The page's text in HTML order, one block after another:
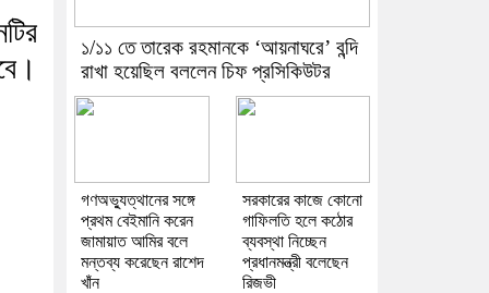
১/১১ তে তারেক রহমানকে ‘আয়নাঘরে’ বন্দি
রাখা হয়েছিল বললেন চিফ প্রসিকিউটর
গণঅভ্যুত্থানের সঙ্গে
প্রথম বেইমানি করেন
জামায়াত আমির বলে
মন্তব্য করেছেন রাশেদ
খাঁন
সরকারের কাজে কোনো
গাফিলতি হলে কঠোর
ব্যবস্থা নিচ্ছেন
প্রধানমন্ত্রী বলেছেন
রিজভী